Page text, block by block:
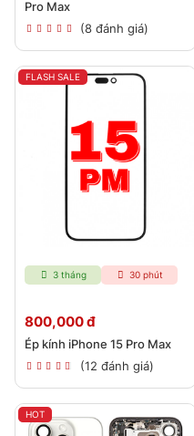
Pro Max
(8 đánh giá)
FLASH SALE
3 tháng 30 phút
800,000 đ
Ép kính iPhone 15 Pro Max
(12 đánh giá)
HOT